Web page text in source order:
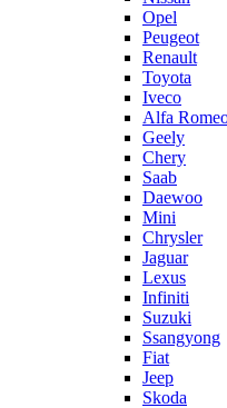
Opel
Peugeot
Renault
Toyota
Iveco
Alfa
Geely
Chery
Saab
Daewoo
Mini
Chrysler
Jaguar
Lexus
Infiniti
Suzuki
Ssangyong
Fiat
Jeep
Skoda